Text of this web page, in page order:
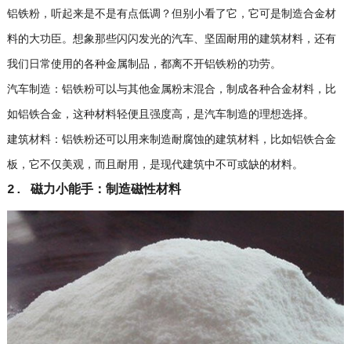
铝铁粉，听起来是不是有点低调？但别小看了它，它可是制造合金材
料的大功臣。想象那些闪闪发光的汽车、坚固耐用的建筑材料，还有
我们日常使用的各种金属制品，都离不开铝铁粉的功劳。
汽车制造：铝铁粉可以与其他金属粉末混合，制成各种合金材料，比
如铝铁合金，这种材料轻便且强度高，是汽车制造的理想选择。
建筑材料：铝铁粉还可以用来制造耐腐蚀的建筑材料，比如铝铁合金
板，它不仅美观，而且耐用，是现代建筑中不可或缺的材料。
2. 磁力小能手：制造磁性材料